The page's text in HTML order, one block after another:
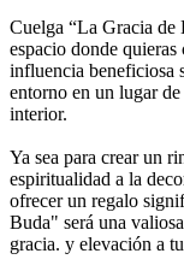
Cuelga “La Gracia de
espacio donde
influencia beneficiosa
entorno en un lugar
interior.
Ya sea para crear un
espiritualidad a la
ofrecer un regalo
Buda" será una
gracia. y elevación a